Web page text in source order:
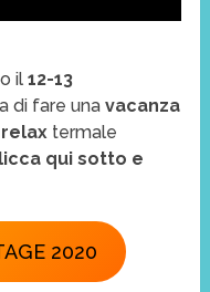
o il12-13
di fare unavacanza
termale
qui sotto e
2020